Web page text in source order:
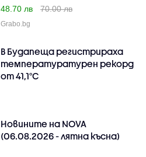
48.70 лв
70.00 лв
Grabo.bg
В Будапеща регистрираха
температуратурен рекорд
от 41,1°C
Новините на NOVA
(06.08.2026 - лятна късна)